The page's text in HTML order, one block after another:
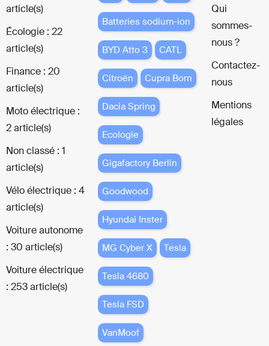
article(s)
Écologie : 22
article(s)
Finance : 20
article(s)
Moto électrique :
2 article(s)
Non classé : 1
article(s)
Vélo électrique : 4
article(s)
Voiture autonome
: 30 article(s)
Voiture électrique
: 253 article(s)
Batteries sodium-ion
BYD Atto 3 CATL
Citroën Cupra Born
Dacia Spring
Ecologie
Gigafactory Berlin
Goodwood
Hyundai Inster
MG Cyber X Tesla
Tesla 4680
Tesla FSD
VanMoof
Qui
sommes-
nous ?
Contactez-
nous
Mentions
légales